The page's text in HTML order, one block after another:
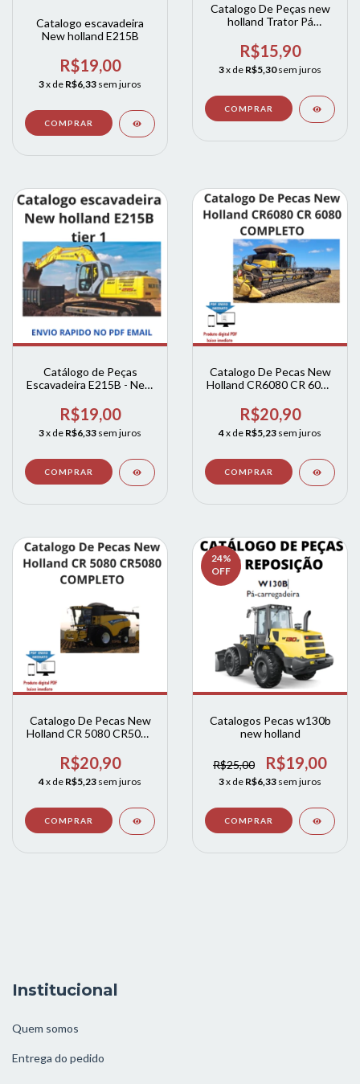
Catalogo escavadeira
New holland E215B
R$19,00
3x de R$6,33 sem juros
Catalogo De Peças new
holland Trator Pá
R$15,90
3x de R$5,30 sem juros
Catálogo de Peças
Escavadeira E215B - New
R$19,00
3x de R$6,33 sem juros
Catalogo De Pecas New
Holland CR6080 CR 6080
R$20,90
4x de R$5,23 sem juros
Catalogo De Pecas New
Holland CR 5080 CR5080
R$20,90
4x de R$5,23 sem juros
24%
OFF
Catalogos Pecas w130b
new holland
R$25,00 R$19,00
3x de R$6,33 sem juros
Institucional
Quem somos
Entrega do pedido